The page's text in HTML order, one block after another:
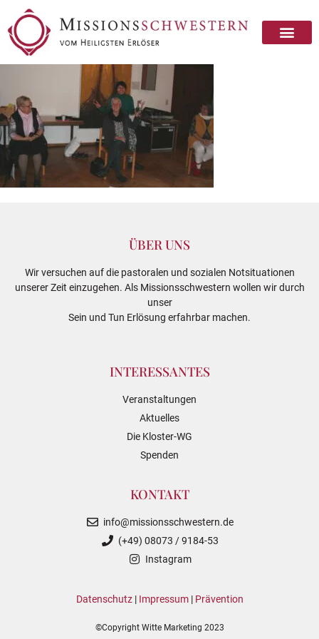
ÜBER UNS
Wir versuchen auf die pastoralen und sozialen Notsituationen
unserer Zeit einzugehen. Als Missionsschwestern wollen wir durch
unser
Sein und Tun Erlösung erfahrbar machen.
INTERESSANTES
Veranstaltungen
Aktuelles
Die Kloster-WG
Spenden
KONTAKT
info@missionsschwestern.de
(+49) 08073 / 9184-53
Instagram
Datenschutz| Impressum| Prävention
©Copyright Witte Marketing 2023